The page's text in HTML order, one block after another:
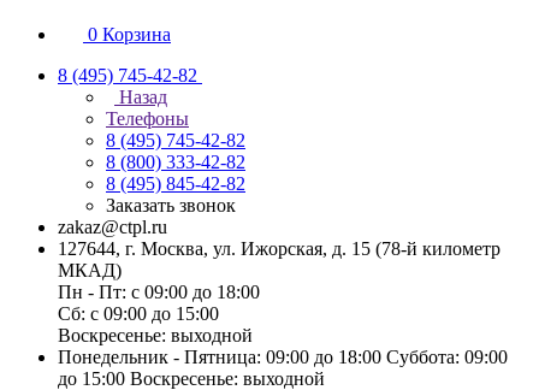
0 Корзина
8 (495) 745-42-82
Назад
Телефоны
8 (495) 745-42-82
8 (800) 333-42-82
8 (495) 845-42-82
Заказать звонок
zakaz@ctpl.ru
127644, г. Москва, ул. Ижорская, д. 15 (78-й километр
МКАД)
Пн - Пт: с 09:00 до 18:00
Сб: с 09:00 до 15:00
Воскресенье: выходной
Понедельник - Пятница: 09:00 до 18:00 Суббота: 09:00
до 15:00 Воскресенье: выходной